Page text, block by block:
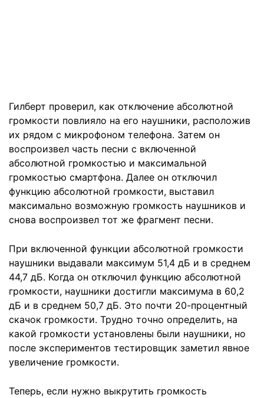
Гилберт проверил, как отключение абсолютной
громкости повлияло на его наушники, расположив
их рядом с микрофоном телефона. Затем он
воспроизвел часть песни с включенной
абсолютной громкостью и максимальной
громкостью смартфона. Далее он отключил
функцию абсолютной громкости, выставил
максимально возможную громкость наушников и
снова воспроизвел тот же фрагмент песни.
При включенной функции абсолютной громкости
наушники выдавали максимум 51,4 дБ и в среднем
44,7 дБ. Когда он отключил функцию абсолютной
громкости, наушники достигли максимума в 60,2
дБ и в среднем 50,7 дБ. Это почти 20-процентный
скачок громкости. Трудно точно определить, на
какой громкости установлены были наушники, но
после экспериментов тестировщик заметил явное
увеличение громкости.
Теперь, если нужно выкрутить громкость